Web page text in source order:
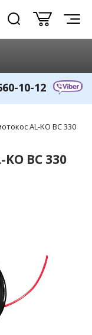
10-12
AL-KO BC 330
BC 330